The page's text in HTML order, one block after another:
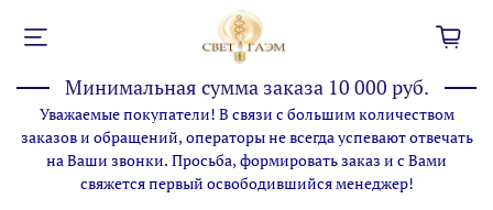
Минимальная сумма заказа 10 000 руб.
Уважаемые покупатели! В связи с большим количеством
заказов и обращений, операторы не всегда успевают отвечать
на Ваши звонки. Просьба, формировать заказ и с Вами
свяжется первый освободившийся менеджер!